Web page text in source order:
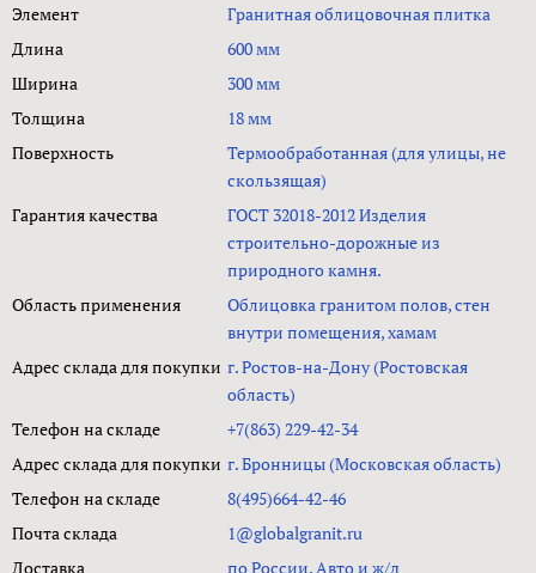
Элемент
Гранитная облицовочная плитка
Длина
600 мм
Ширина
300 мм
Толщина
18 мм
Поверхность
Термообработанная (для улицы, не
скользящая)
Гарантия качества
ГОСТ 32018-2012 Изделия
строительно-дорожные из
природного камня.
Область применения
Облицовка гранитом полов, стен
внутри помещения, хамам
Адрес склада для покупки г. Ростов-на-Дону (Ростовская
область)
Телефон на складе
+7(863) 229-42-34
Адрес склада для покупки г. Бронницы (Московская область)
Телефон на складе
8(495)664-42-46
Почта склада
1@globalgranit.ru
Доставка
по России. Авто и ж/д